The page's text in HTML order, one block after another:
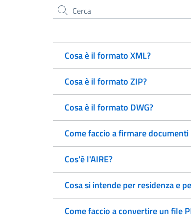
Cerca nel sito
Cosa è il formato XML?
Cosa è il formato ZIP?
Cosa è il formato DWG?
Come faccio a firmare
Cos'è l'AIRE?
Cosa si intende per residenza e
Come faccio a convertire un file